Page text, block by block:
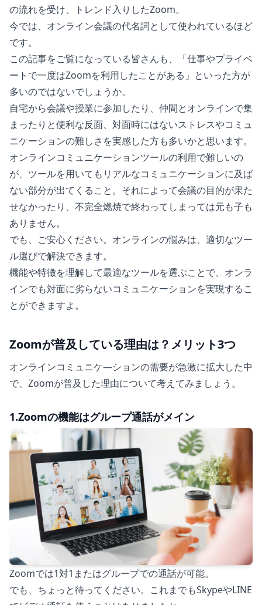
の流れを受け、トレンド入りしたZoom。
今では、オンライン会議の代名詞として使われているほど
です。
この記事をご覧になっている皆さんも、「仕事やプライベ
ートで一度はZoomを利用したことがある」といった方が
多いのではないでしょうか。
自宅から会議や授業に参加したり、仲間とオンラインで集
まったりと便利な反面、対面時にはないストレスやコミュ
ニケーションの難しさを実感した方も多いかと思います。
オンラインコミュニケーションツールの利用で難しいの
が、ツールを用いてもリアルなコミュニケーションに及ば
ない部分が出てくること。それによって会議の目的が果た
せなかったり、不完全燃焼で終わってしまっては元も子も
ありません。
でも、ご安心ください。オンラインの悩みは、適切なツー
ル選びで解決できます。
機能や特徴を理解して最適なツールを選ぶことで、オンラ
インでも対面に劣らないコミュニケーションを実現するこ
とができますよ。
Zoomが普及している理由は？メリット3つ
オンラインコミュニケ―ションの需要が急激に拡大した中
で、Zoomが普及した理由について考えてみましょう。
1.Zoomの機能はグループ通話がメイン
Zoomでは1対1またはグループでの通話が可能。
でも、ちょっと待ってください。これまでもSkypeやLINE